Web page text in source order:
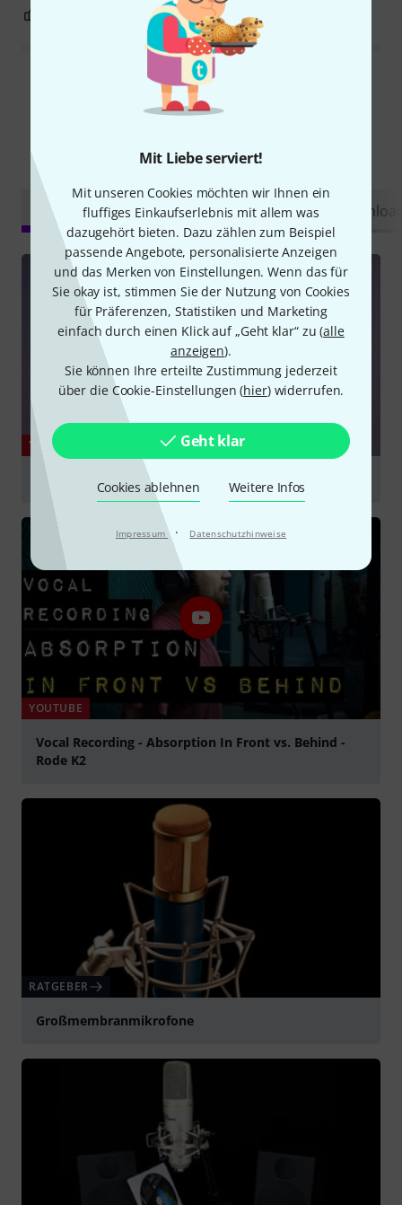
Mit Liebe serviert!
Mit unseren Cookies möchten wir Ihnen ein
fluffiges Einkaufserlebnis mit allem was
dazugehört bieten. Dazu zählen zum Beispiel
passende Angebote, personalisierte Anzeigen
und das Merken von Einstellungen. Wenn das für
Sie okay ist, stimmen Sie der Nutzung von Cookies
für Präferenzen, Statistiken und Marketing
einfach durch einen Klick auf „Geht klar“ zu (alle
anzeigen).
Sie können Ihre erteilte Zustimmung jederzeit
über die Cookie-Einstellungen (hier) widerrufen.
Geht klar
Cookies ablehnen Weitere Infos
Impressum · Datenschutzhinweise
BEWERTUNG MELDEN
Alle Bewertungen lesen
Schon gewusst?
Alle Videos Ratgeber Testberichte
YOUTUBE
Rode K2 Mic Test (Hip Hop and R&B Vocals)
YOUTUBE
Vocal Recording - Absorption In Front vs. Behind -
Rode K2
RATGEBER
Großmembranmikrofone